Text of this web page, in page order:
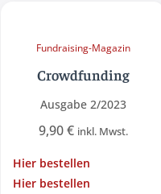
Fundraising-Magazin
Crowdfunding
Ausgabe 2/2023
9,90€ inkl. Mwst.
Hier bestellen
Hier bestellen